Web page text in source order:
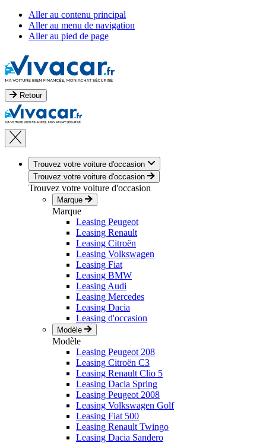
Aller au contenu principal
Aller au menu de navigation
Aller au pied de page
Retour
Trouvez votre voiture d'occasion
Trouvez votre voiture d'occasion
Trouvez votre voiture d'occasion
Marque
Marque
Leasing Peugeot
Leasing Renault
Leasing Citroën
Leasing Volkswagen
Leasing Fiat
Leasing BMW
Leasing Audi
Leasing Mercedes
Leasing Dacia
Leasing d'occasion
Modèle
Modèle
Leasing Peugeot 208
Leasing Citroën C3
Leasing Renault Clio 5
Leasing Dacia Spring
Leasing Peugeot 2008
Leasing Volkswagen Golf
Leasing Fiat 500
Leasing Renault Twingo
Leasing Dacia Sandero